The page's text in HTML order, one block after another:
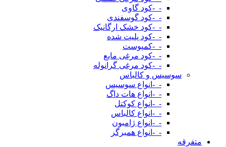
-_-کود گاوی
-_-کود گوسفندی
-_-کود خشک ارگانیک
-_-کود پلیت شده
-_-کمپوست
-_-کود مرغی مایع
-_-کود مرغی گرانوله
سوسیس و کالباس
-_-انواع سوسیس
-_-انواع هات داگ
-_-انواع کوکتل
-_-انواع کالباس
-_-انواع ژامبون
-_-انواع همبرگر
متفرقه